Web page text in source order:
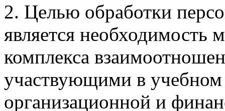
2. Целью обработки
является необходимость
комплекса
участвующими в учебном
организационной и